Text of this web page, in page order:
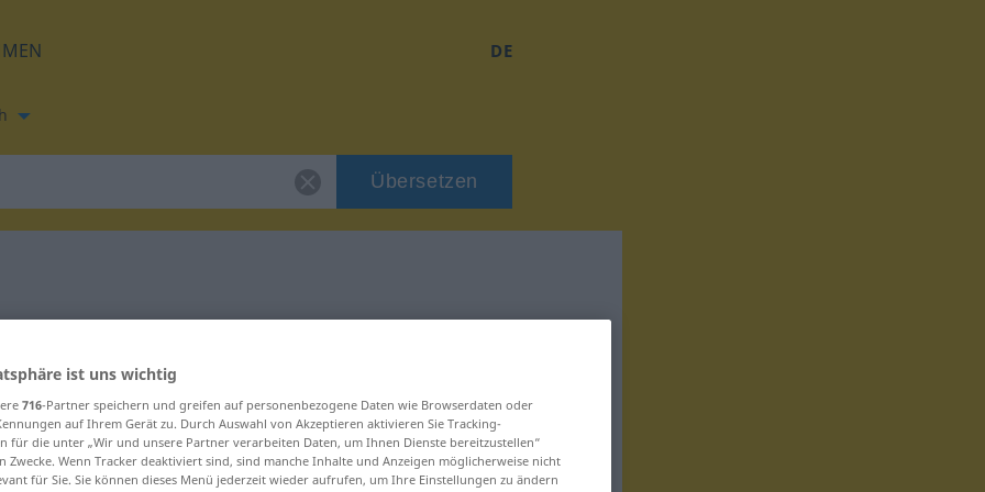
DE
Übersetzen
für "abladen"
Zeitwort
ist uns wichtig
716-Partner speichern und greifen auf personenbezogene Daten wie Browserdaten oder
auf Ihrem Gerät zu. Durch Auswahl von Akzeptieren aktivieren Sie Tracking-
für die unter „Wir und unsere Partner verarbeiten Daten, um Ihnen Dienste bereitzustellen“
Zwecke. Wenn Tracker deaktiviert sind, sind manche Inhalte und Anzeigen möglicherweise nicht
für Sie. Sie können dieses Menü jederzeit wieder aufrufen, um Ihre Einstellungen zu ändern